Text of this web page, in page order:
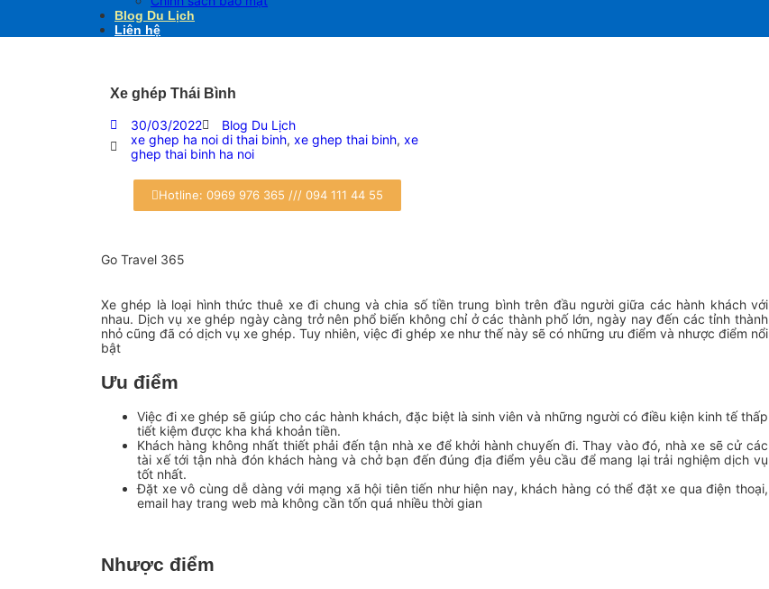
Blog Du Lịch
Liên hệ
Xe ghép Thái Bình
30/03/2022
Blog Du Lịch
xe ghep ha noi di thai binh, xe ghep thai binh, xe
ghep thai binh ha noi
Hotline: 0969 976 365 /// 094 111 44 55
Go Travel 365
Xe ghép là loại hình thức thuê xe đi chung và chia số tiền trung bình trên đầu người giữa các hành khách với
nhau. Dịch vụ xe ghép ngày càng trở nên phổ biến không chỉ ở các thành phố lớn, ngày nay đến các tỉnh thành
nhỏ cũng đã có dịch vụ xe ghép. Tuy nhiên, việc đi ghép xe như thế này sẽ có những ưu điểm và nhược điểm nổi
bật
Ưu điểm
Việc đi xe ghép sẽ giúp cho các hành khách, đặc biệt là sinh viên và những người có điều kiện kinh tế thấp
tiết kiệm được kha khá khoản tiền.
Khách hàng không nhất thiết phải đến tận nhà xe để khởi hành chuyến đi. Thay vào đó, nhà xe sẽ cử các
tài xế tới tận nhà đón khách hàng và chở bạn đến đúng địa điểm yêu cầu để mang lại trải nghiệm dịch vụ
tốt nhất.
Đặt xe vô cùng dễ dàng với mạng xã hội tiên tiến như hiện nay, khách hàng có thể đặt xe qua điện thoại,
email hay trang web mà không cần tốn quá nhiều thời gian
Nhược điểm